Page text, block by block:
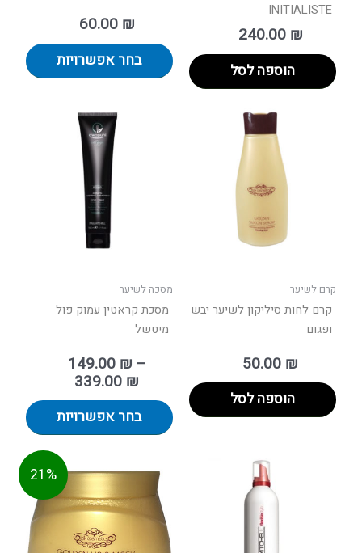
INITIALISTE
240.00 ₪
הוספה לסל
60.00 ₪
בחר אפשרויות
קרם לשיער
קרם לחות סיליקון לשיער יבש
ופגום
50.00 ₪
הוספה לסל
מסכה לשיער
מסכת קראטין עמוק פול
מיטשל
149.00 ₪ –
339.00 ₪
בחר אפשרויות
מספר
סוגים.
21% המחיר
המקורי
היה:
125.00 ₪.